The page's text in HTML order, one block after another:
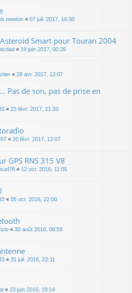
newton « 07 juil. 2017, 16:30
Smart pour Touran 2004
« 19 juin 2017, 00:26
« 28 avr. 2017, 12:07
Pas de son, pas de prise en
« 23 févr. 2017, 21:20
« 20 févr. 2017, 12:07
GPS RNS 315 V8
« 12 oct. 2016, 11:05
« 05 oct. 2016, 22:00
« 30 août 2016, 06:59
« 31 juil. 2016, 22:11
« 23 juin 2016, 18:14